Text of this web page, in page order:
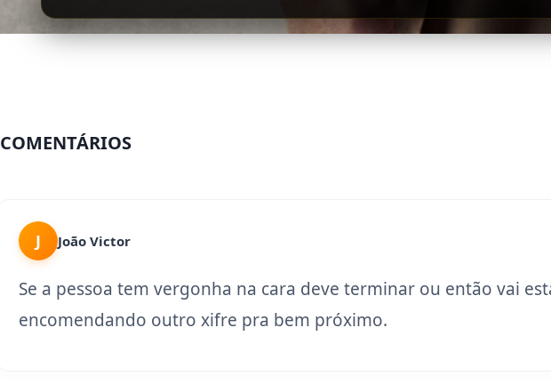
COMENTÁRIOS
J João Victor
Se a pessoa tem vergonha na cara deve terminar ou então vai
encomendando outro xifre pra bem próximo.